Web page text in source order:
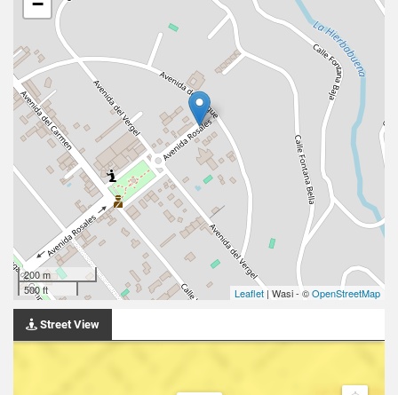
200 m
500 ft
Leaflet | Wasi - ©OpenStreetMap
Street View